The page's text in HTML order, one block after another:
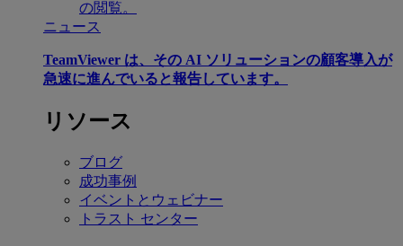
の閲覧。
ニュース
TeamViewer は、その AI ソリューションの顧客導入が
急速に進んでいると報告しています。
リソース
ブログ
成功事例
イベントとウェビナー
トラスト センター